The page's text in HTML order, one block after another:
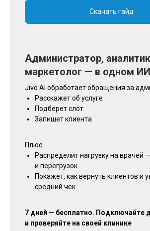
Скачать гайд
Администратор,
маркетолог — в одном ИИ
Jivo AI обработает обращения за
Расскажет об услуге
Подберет слот
Запишет клиента
Плюс:
Распределит нагрузку на врачей
и перегрузок
Покажет, как вернуть клиентов и
средний чек
7 дней — бесплатно. Подключайте
и проверяйте на своей клинике